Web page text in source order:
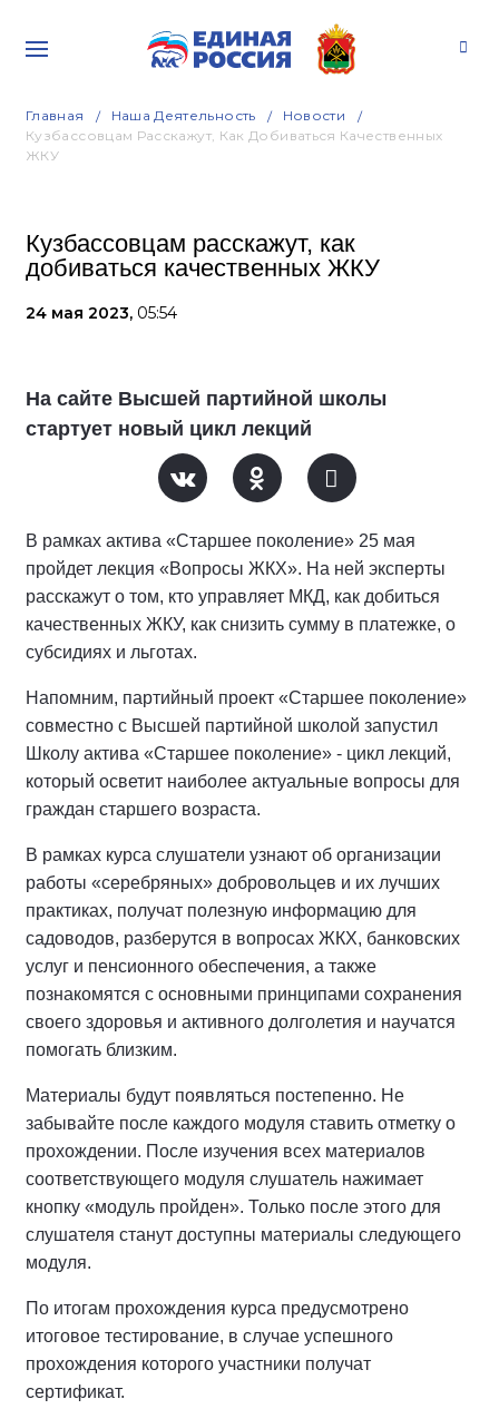
Главная Наша Деятельность
Новости
Кузбассовцам Расскажут, Как Добиваться Качественных
ЖКУ
Кузбассовцам расскажут, как
добиваться качественных ЖКУ
24 мая 2023, 05:54
На сайте Высшей партийной школы
стартует новый цикл лекций
В рамках актива «Старшее поколение» 25 мая
пройдет лекция «Вопросы ЖКХ». На ней эксперты
расскажут о том, кто управляет МКД, как добиться
качественных ЖКУ, как снизить сумму в платежке, о
субсидиях и льготах.
Напомним, партийный проект «Старшее поколение»
совместно с Высшей партийной школой запустил
Школу актива «Старшее поколение» - цикл лекций,
который осветит наиболее актуальные вопросы для
граждан старшего возраста.
В рамках курса слушатели узнают об организации
работы «серебряных» добровольцев и их лучших
практиках, получат полезную информацию для
садоводов, разберутся в вопросах ЖКХ, банковских
услуг и пенсионного обеспечения, а также
познакомятся с основными принципами сохранения
своего здоровья и активного долголетия и научатся
помогать близким.
Материалы будут появляться постепенно. Не
забывайте после каждого модуля ставить отметку о
прохождении. После изучения всех материалов
соответствующего модуля слушатель нажимает
кнопку «модуль пройден». Только после этого для
слушателя станут доступны материалы следующего
модуля.
По итогам прохождения курса предусмотрено
итоговое тестирование, в случае успешного
прохождения которого участники получат
сертификат.